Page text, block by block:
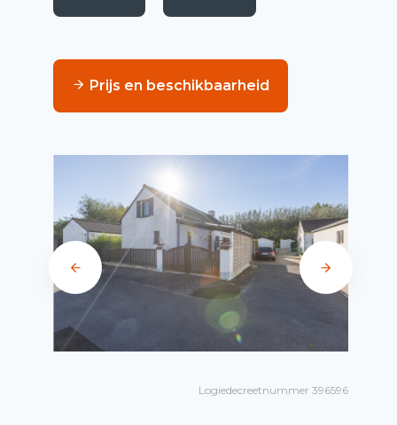
Prijs en beschikbaarheid
Logiedecreetnummer 396596